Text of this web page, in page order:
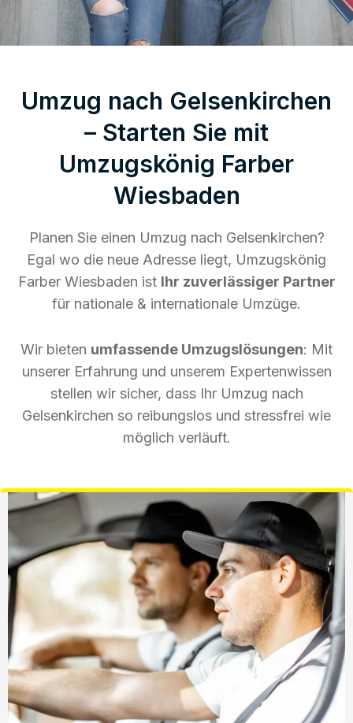
Umzug nach Gelsenkirchen
– Starten Sie mit
Umzugskönig Farber
Wiesbaden
Planen Sie einen Umzug nach Gelsenkirchen?
Egal wo die neue Adresse liegt, Umzugskönig
Farber Wiesbaden ist Ihr zuverlässiger Partner
für nationale & internationale Umzüge.
Wir bieten umfassende Umzugslösungen: Mit
unserer Erfahrung und unserem Expertenwissen
stellen wir sicher, dass Ihr Umzug nach
Gelsenkirchen so reibungslos und stressfrei wie
möglich verläuft.